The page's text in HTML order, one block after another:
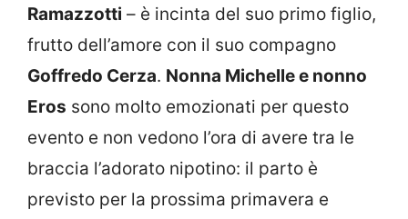
Ramazzotti – è incinta del suo primo figlio,
frutto dell’amore con il suo compagno
Goffredo Cerza. Nonna Michelle e nonno
Eros sono molto emozionati per questo
evento e non vedono l’ora di avere tra le
braccia l’adorato nipotino: il parto è
previsto per la prossima primavera e